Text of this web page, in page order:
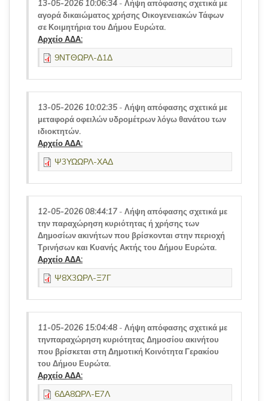
13-05-2026 10:06:34 - Λήψη απόφασης σχετικά με
αγορά δικαιώματος χρήσης Οικογενειακών Τάφων
σε Κοιμητήρια του Δήμου Ευρώτα.
Αρχείο ΑΔΑ:
9ΝΤΘΩΡΛ-Δ1Δ
13-05-2026 10:02:35 - Λήψη απόφασης σχετικά με
μεταφορά οφειλών υδρομέτρων λόγω θανάτου των
ιδιοκτητών.
Αρχείο ΑΔΑ:
Ψ3ΥΩΩΡΛ-ΧΑΔ
12-05-2026 08:44:17 - Λήψη απόφασης σχετικά με
την παραχώρηση κυριότητας ή χρήσης των
Δημοσίων ακινήτων που βρίσκονται στην περιοχή
Τρινήσων και Κυανής Ακτής του Δήμου Ευρώτα.
Αρχείο ΑΔΑ:
Ψ8Χ3ΩΡΛ-Ξ7Γ
11-05-2026 15:04:48 - Λήψη απόφασης σχετικά με
τηνπαραχώρηση κυριότητας Δημοσίου ακινήτου
που βρίσκεται στη Δημοτική Κοινότητα Γερακίου
του Δήμου Ευρώτα.
Αρχείο ΑΔΑ:
6ΔΑ8ΩΡΛ-Ε7Λ